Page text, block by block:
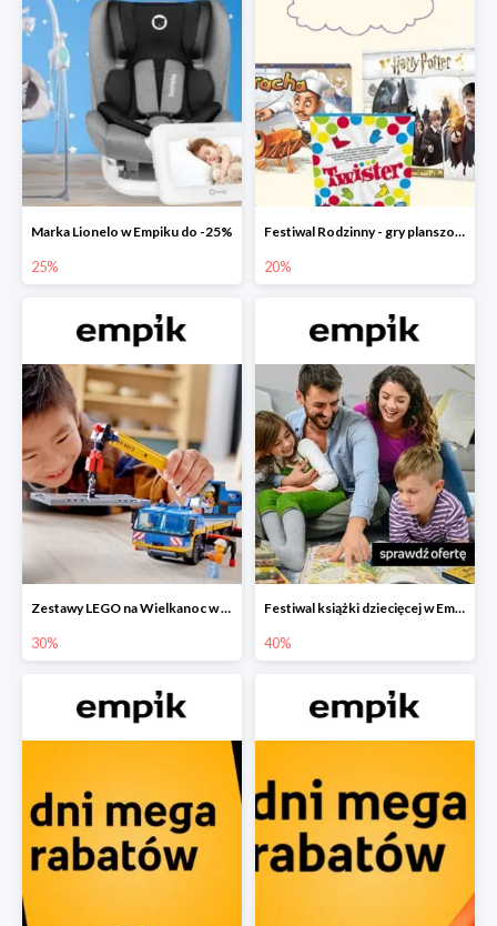
Marka Lionelo w Empiku do -25%
25%
Festiwal Rodzinny - gry planszowe w Empiku do -20%
20%
Zestawy LEGO na Wielkanoc w Empiku do -30%
30%
Festiwal książki dziecięcej w Empiku do -40%
40%